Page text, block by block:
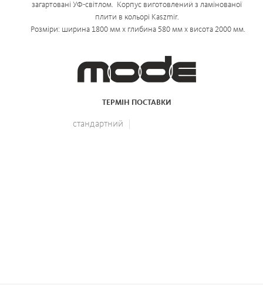
загартовані УФ-світлом. Корпус виготовлений з ламінованої
плити в кольорі Kaszmir.
Розміри: ширина 1800 мм x глибина 580 мм х висота 2000 мм.
ТЕРМІН ПОСТАВКИ
стандартний